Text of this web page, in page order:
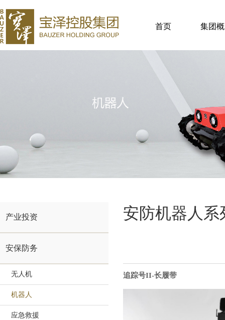
首页 集团
产业投资
安保防务
无人机
机器人
应急救援
安防机器人系
追踪号II-长履带